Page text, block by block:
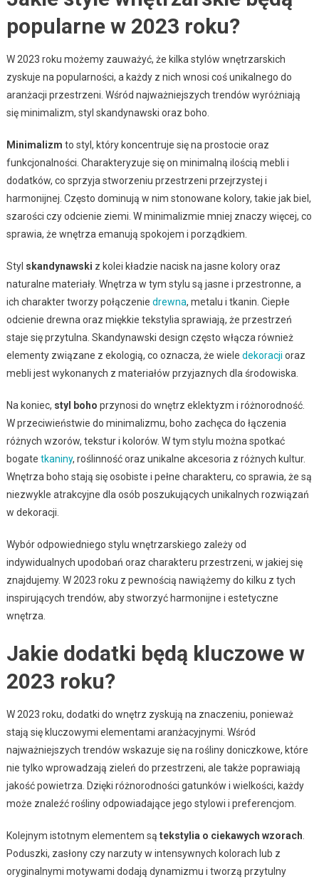
popularne w 2023 roku?
W 2023 roku możemy zauważyć, że kilka stylów wnętrzarskich
zyskuje na popularności, a każdy z nich wnosi coś unikalnego do
aranżacji przestrzeni. Wśród najważniejszych trendów wyróżniają
się minimalizm, styl skandynawski oraz boho.
Minimalizm to styl, który koncentruje się na prostocie oraz
funkcjonalności. Charakteryzuje się on minimalną ilością mebli i
dodatków, co sprzyja stworzeniu przestrzeni przejrzystej i
harmonijnej. Często dominują w nim stonowane kolory, takie jak biel,
szarości czy odcienie ziemi. W minimalizmie mniej znaczy więcej, co
sprawia, że wnętrza emanują spokojem i porządkiem.
Styl skandynawski z kolei kładzie nacisk na jasne kolory oraz
naturalne materiały. Wnętrza w tym stylu są jasne i przestronne, a
ich charakter tworzy połączenie drewna, metalu i tkanin. Ciepłe
odcienie drewna oraz miękkie tekstylia sprawiają, że przestrzeń
staje się przytulna. Skandynawski design często włącza również
elementy związane z ekologią, co oznacza, że wiele dekoracji oraz
mebli jest wykonanych z materiałów przyjaznych dla środowiska.
Na koniec, styl boho przynosi do wnętrz eklektyzm i różnorodność.
W przeciwieństwie do minimalizmu, boho zachęca do łączenia
różnych wzorów, tekstur i kolorów. W tym stylu można spotkać
bogate tkaniny, roślinność oraz unikalne akcesoria z różnych kultur.
Wnętrza boho stają się osobiste i pełne charakteru, co sprawia, że są
niezwykle atrakcyjne dla osób poszukujących unikalnych rozwiązań
w dekoracji.
Wybór odpowiedniego stylu wnętrzarskiego zależy od
indywidualnych upodobań oraz charakteru przestrzeni, w jakiej się
znajdujemy. W 2023 roku z pewnością nawiążemy do kilku z tych
inspirujących trendów, aby stworzyć harmonijne i estetyczne
wnętrza.
Jakie dodatki będą kluczowe w
2023 roku?
W 2023 roku, dodatki do wnętrz zyskują na znaczeniu, ponieważ
stają się kluczowymi elementami aranżacyjnymi. Wśród
najważniejszych trendów wskazuje się na rośliny doniczkowe, które
nie tylko wprowadzają zieleń do przestrzeni, ale także poprawiają
jakość powietrza. Dzięki różnorodności gatunków i wielkości, każdy
może znaleźć rośliny odpowiadające jego stylowi i preferencjom.
Kolejnym istotnym elementem są tekstylia o ciekawych wzorach
Poduszki, zasłony czy narzuty w intensywnych kolorach lub z
oryginalnymi motywami dodają dynamizmu i tworzą przytulny